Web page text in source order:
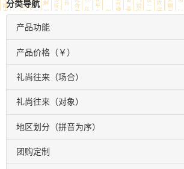
分类导航
产品功能
click to expand contents
产品价格（￥）
click to expand contents
礼尚往来（场合）
click to expand contents
礼尚往来（对象）
click to expand contents
地区划分（拼音为序）
click to expand contents
团购定制
click to expand contents